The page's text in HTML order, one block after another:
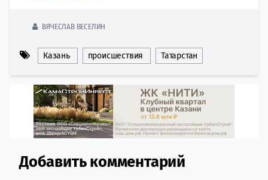
ВЯЧЕСЛАВ ВЕСЕЛИН
Казань происшествия Татарстан
Comment section
Добавить комментарий